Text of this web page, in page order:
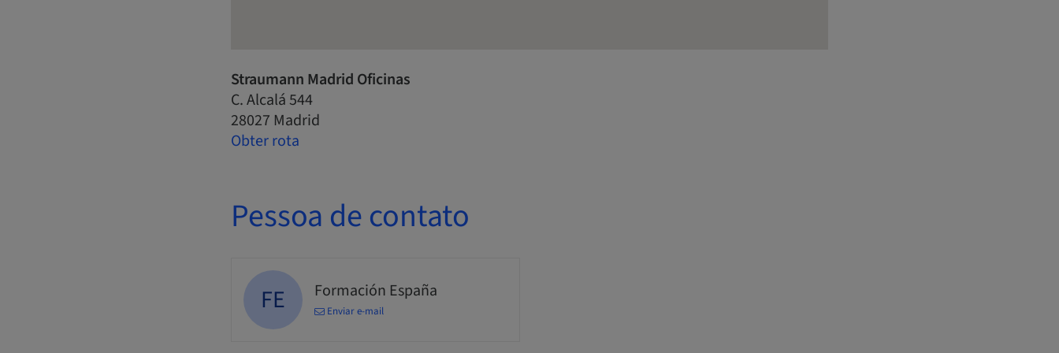
Straumann Madrid Oficinas
C. Alcalá 544
28027 Madrid
Obter rota
Pessoa de contato
FE Formación España
Enviar e-mail